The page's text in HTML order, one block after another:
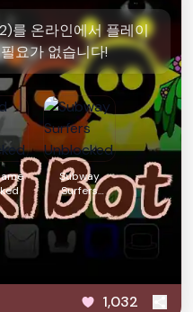
를 온라인에서 플레이
요가 없습니다!
Subway
Surfers
Unblocked
1,032